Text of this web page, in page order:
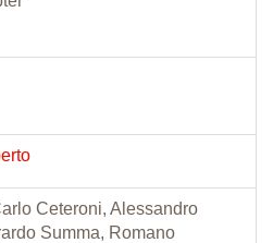
Ceteroni, Alessandro
Summa, Romano